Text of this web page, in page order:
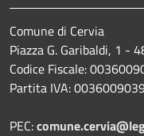
Comune di Cervia
Piazza G. Garibaldi, 1 -
Codice Fiscale:
Partita IVA:
PEC: